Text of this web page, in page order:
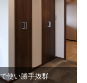
使い勝手抜群